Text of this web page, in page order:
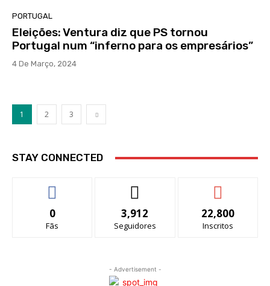
PORTUGAL
Eleições: Ventura diz que PS tornou
Portugal num “inferno para os empresários”
4 De Março, 2024
1 2 3
STAY CONNECTED
0
Fãs
3,912
Seguidores
22,800
Inscritos
- Advertisement -